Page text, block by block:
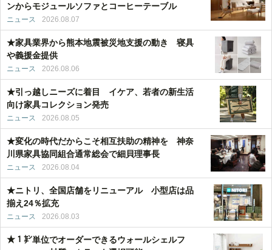
ンからモジュールソファとコーヒーテーブル
ニュース 2026.08.07
★家具業界から熊本地震被災地支援の動き 寝具
や義援金提供
ニュース 2026.08.06
★引っ越しニーズに着目 イケア、若者の新生活
向け家具コレクション発売
ニュース 2026.08.05
★変化の時代だからこそ相互扶助の精神を 神奈
川県家具協同組合通常総会で細貝理事長
ニュース 2026.08.04
★ニトリ、全国店舗をリニューアル 小型店は品
揃え24％拡充
ニュース 2026.08.03
★１㌢単位でオーダーできるウォールシェルフ